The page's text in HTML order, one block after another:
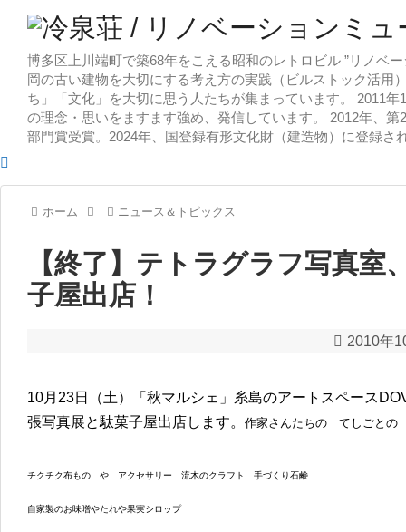
博多区上川端町で築68年をこえる昭和のレトロビル ”リノベ
岡の古い建物を大切にする考え方の実践（ビルストック活用
ち」「文化」を大切に思う人たちが集まっています。 2011
の理念・思いをますます強め、発信しています。 2012年、
部門賞受賞。2024年、国登録有形文化財（建造物）に登録さ
ホーム ニュース＆トピックス
【終了】テトラグラフ写真室
子屋出店！
2010年
10月23日（土）「秋マルシェ」糸島のアートスペース
張写真展と駄菓子屋出店します。 作家さんたちの てしごとの
チクチク布もの や アクセサリー 流木のクラフト 手づくり石鹸
自家製のお味噌やたれや果実シロップ